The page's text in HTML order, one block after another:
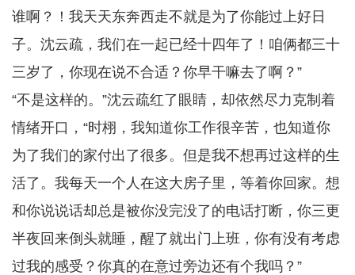
谁啊？！我天天东奔西走不就是为了你能过上好日
子。沈云疏，我们在一起已经十四年了！咱俩都三十
三岁了，你现在说不合适？你早干嘛去了啊？”
“不是这样的。”沈云疏红了眼睛，却依然尽力克制着
情绪开口，“时栩，我知道你工作很辛苦，也知道你
为了我们的家付出了很多。但是我不想再过这样的生
活了。我每天一个人在这大房子里，等着你回家。想
和你说说话却总是被你没完没了的电话打断，你三更
半夜回来倒头就睡，醒了就出门上班，你有没有考虑
过我的感受？你真的在意过旁边还有个我吗？”